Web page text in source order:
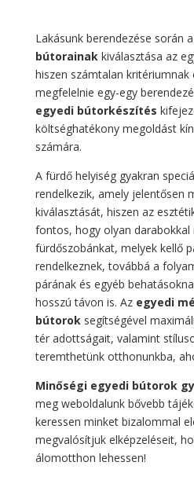
Lakásunk berendezése során a
bútorainakkiválasztása az
hiszen számtalan kritériumnak
megfelelnie egy-egy
egyedi bútorkészítés
költséghatékony megoldást
számára.
A fürdő helyiség gyakran
rendelkezik, amely jelentősen
kiválasztását, hiszen az
fontos, hogy olyan darabokkal
fürdőszobánkat, melyek kellő
rendelkeznek, továbbá a
párának és egyéb
hosszú távon is. Az egyedi
bútoroksegítségével
tér adottságait, valamint
teremthetünk otthonunkba,
Minőségi egyedi bútorok
meg weboldalunk bővebb
keressen minket bizalommal
megvalósítjuk elképzeléseit,
álomotthon lehessen!